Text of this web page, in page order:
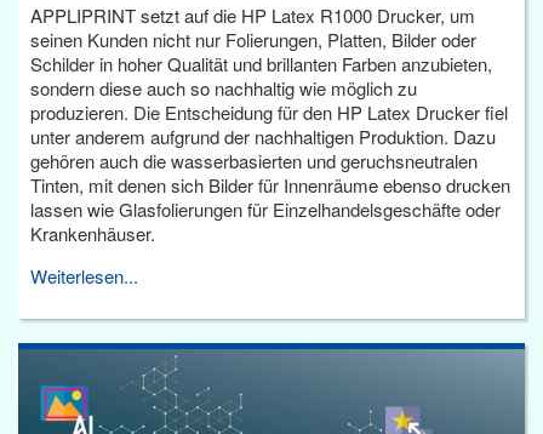
APPLIPRINT setzt auf die HP Latex R1000 Drucker, um
seinen Kunden nicht nur Folierungen, Platten, Bilder oder
Schilder in hoher Qualität und brillanten Farben anzubieten,
sondern diese auch so nachhaltig wie möglich zu
produzieren. Die Entscheidung für den HP Latex Drucker fiel
unter anderem aufgrund der nachhaltigen Produktion. Dazu
gehören auch die wasserbasierten und geruchsneutralen
Tinten, mit denen sich Bilder für Innenräume ebenso drucken
lassen wie Glasfolierungen für Einzelhandelsgeschäfte oder
Krankenhäuser.
Weiterlesen...